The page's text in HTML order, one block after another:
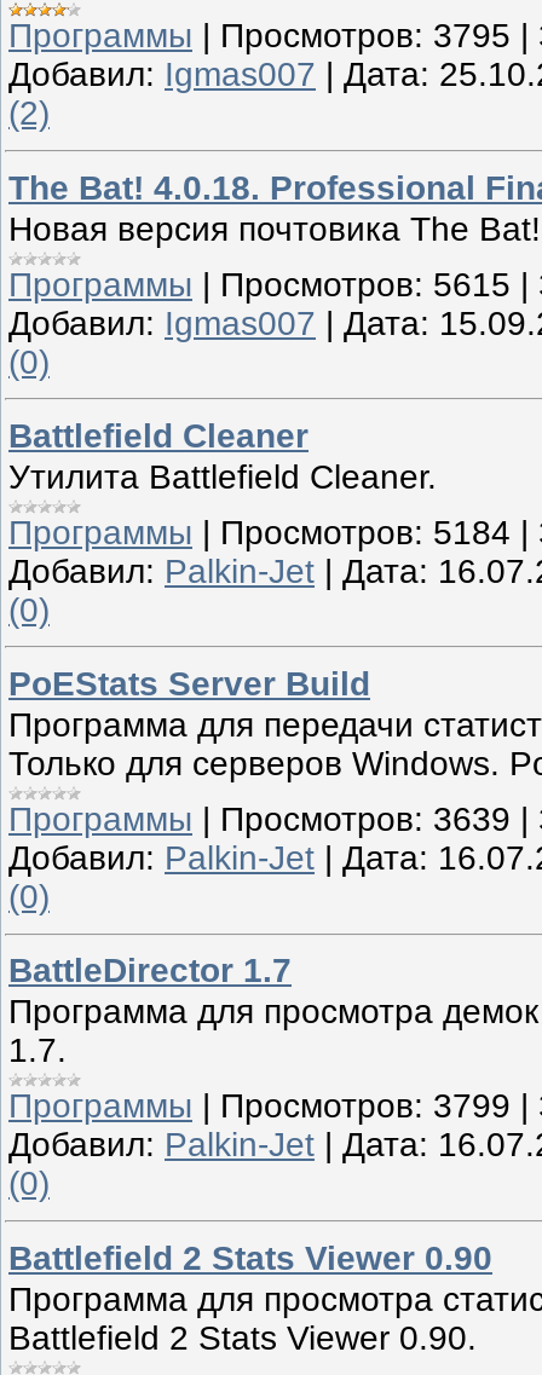
Программы | Просмотров: 3795 |
Добавил: Igmas007 | Дата:
(2)
The Bat! 4.0.18. Professional
Новая версия почтовика The Bat!
Программы | Просмотров: 5615 |
Добавил: Igmas007 | Дата:
(0)
Battlefield Cleaner
Утилита Battlefield Cleaner.
Программы | Просмотров: 5184 |
Добавил: Palkin-Jet | Дата:
(0)
PoEStats Server Build
Программа для передачи
Только для серверов Windows.
Программы | Просмотров: 3639 |
Добавил: Palkin-Jet | Дата:
(0)
BattleDirector 1.7
Программа для просмотра
1.7.
Программы
Просмотров: 3799
Добавил: Palkin-Jet Дата:
(0)
Battlefield 2 Stats Viewer 0.90
Программа для просмотра
Battlefield 2 Stats Viewer 0.90.